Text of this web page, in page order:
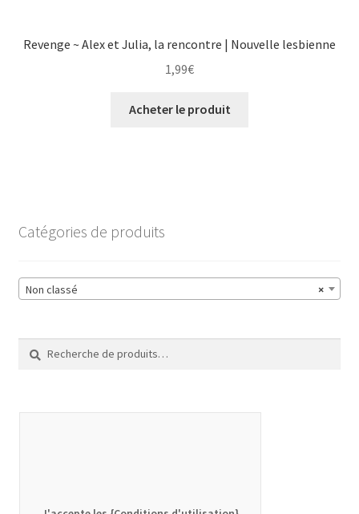
Revenge ~ Alex et Julia, la rencontre | Nouvelle lesbienne
1,99€
Acheter le produit
Catégories de produits
×
Non classé
Recherche
pour :
Recherche